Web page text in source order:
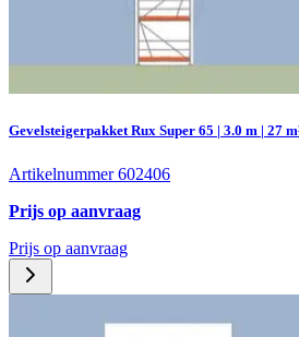
Gevelsteigerpakket Rux Super 65 | 3.0 m | 27
Artikelnummer 602406
Prijs op aanvraag
Prijs op aanvraag